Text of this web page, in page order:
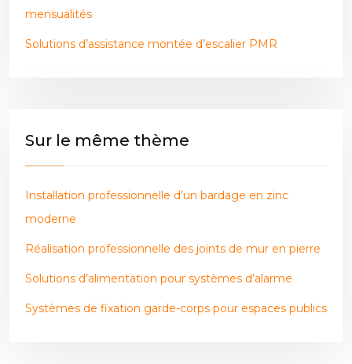
mensualités
Solutions d’assistance montée d’escalier PMR
Sur le même thème
Installation professionnelle d’un bardage en zinc
moderne
Réalisation professionnelle des joints de mur en pierre
Solutions d’alimentation pour systèmes d’alarme
Systèmes de fixation garde-corps pour espaces publics